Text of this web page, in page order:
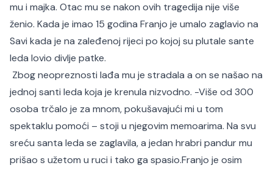
mu i majka. Otac mu se nakon ovih tragedija nije više
ženio. Kada je imao 15 godina Franjo je umalo zaglavio na
Savi kada je na zaleđenoj rijeci po kojoj su plutale sante
leda lovio divlje patke.
Zbog neopreznosti lađa mu je stradala a on se našao na
jednoj santi leda koja je krenula nizvodno. -Više od 300
osoba trčalo je za mnom, pokušavajući mi u tom
spektaklu pomoći – stoji u njegovim memoarima. Na svu
sreću santa leda se zaglavila, a jedan hrabri pandur mu
prišao s užetom u ruci i tako ga spasio.Franjo je osim